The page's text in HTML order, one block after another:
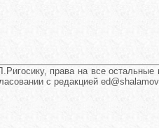
права на все
с редакцией